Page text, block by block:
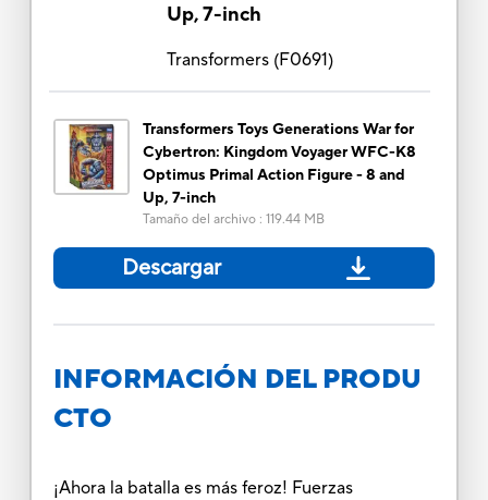
Up, 7-inch
Transformers(F0691)
Transformers Toys Generations War for
Cybertron: Kingdom Voyager WFC-K8
Optimus Primal Action Figure - 8 and
Up, 7-inch
Tamaño del archivo: 119.44 MB
Descargar
INFORMACIÓN DEL PRODU
CTO
¡Ahora la batalla es más feroz! Fuerzas